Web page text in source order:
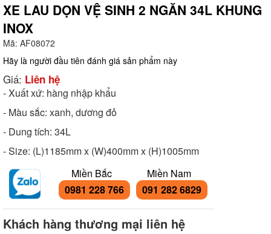
XE LAU DỌN VỆ SINH 2 NGĂN 34L KHUNG
INOX
Mã: AF08072
Hãy là người đầu tiên đánh giá sản phẩm này
Giá: Liên hệ
- Xuất xứ: hàng nhập khẩu
- Màu sắc: xanh, dương đỏ
- Dung tích: 34L
- Size: (L)1185mm x (W)400mm x (H)1005mm
Miền Bắc
0981 228 766
Miền Nam
091 282 6829
Khách hàng thương mại liên hệ